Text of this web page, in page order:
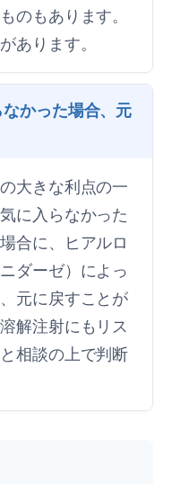
のもあります。
あります。
かった場合、元
大きな利点の一
に入らなかった
合に、ヒアルロ
ダーゼ）によっ
元に戻すことが
解注射にもリス
相談の上で判断